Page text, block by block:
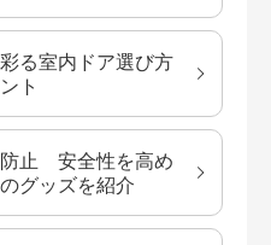
る室内ドア選び方
ト
防止 安全性を高め
グッズを紹介